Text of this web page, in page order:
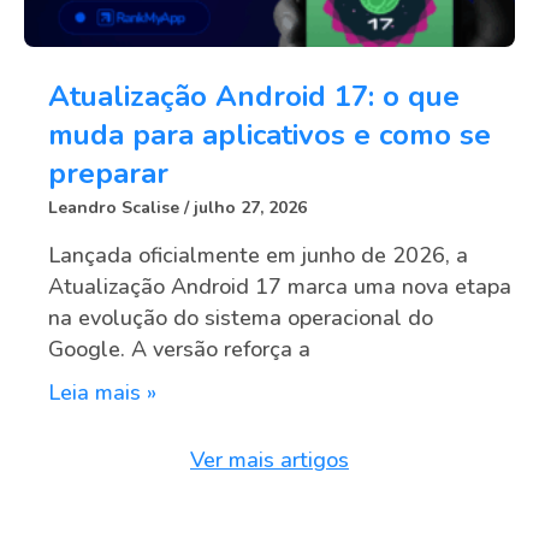
Atualização Android 17: o que
muda para aplicativos e como se
preparar
Leandro Scalise julho 27, 2026
Lançada oficialmente em junho de 2026, a
Atualização Android 17 marca uma nova etapa
na evolução do sistema operacional do
Google. A versão reforça a
Leia mais »
Ver mais artigos